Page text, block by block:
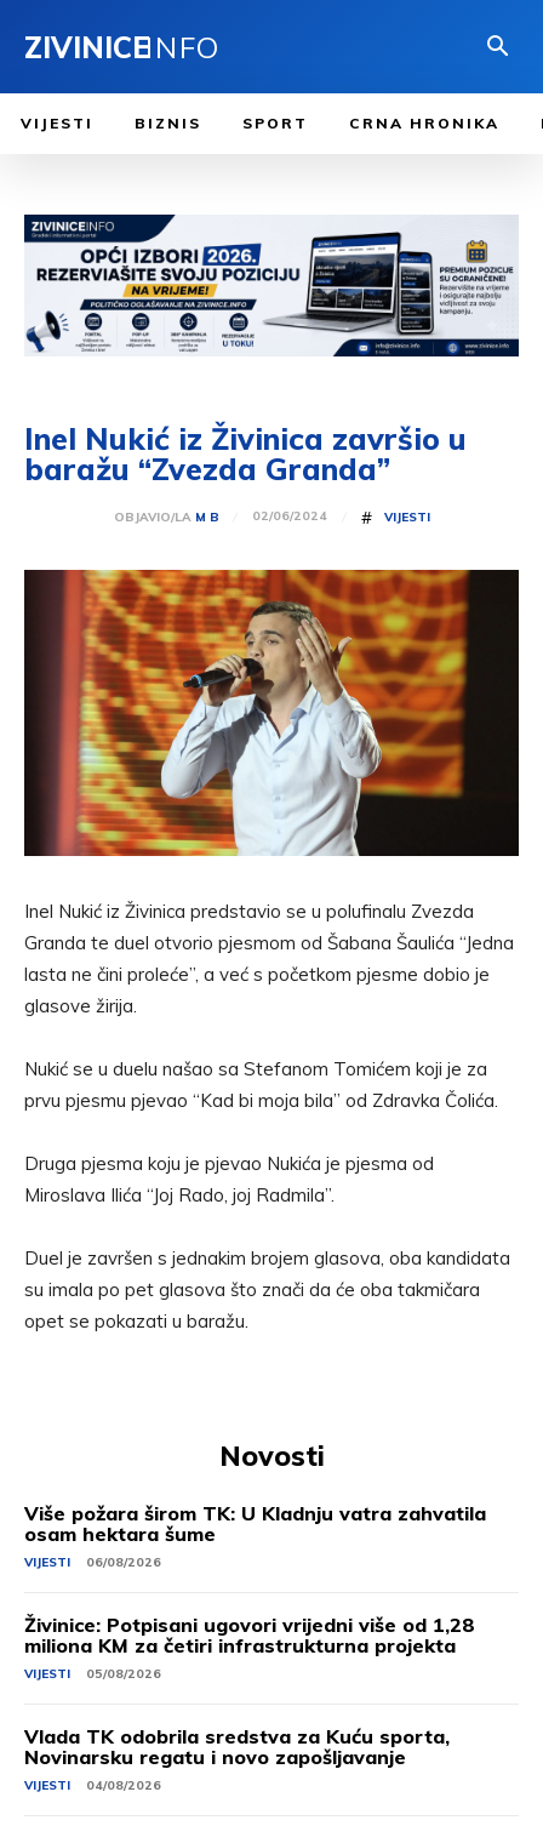
ZIVINICEINFO
VIJESTI BIZNIS SPORT CRNA HRONIKA
Inel Nukić iz Živinica završio u
baražu “Zvezda Granda”
OBJAVIO/LA M B 02/06/2024 # VIJESTI
Inel Nukić iz Živinica predstavio se u polufinalu Zvezda
Granda te duel otvorio pjesmom od Šabana Šaulića “Jedna
lasta ne čini proleće”, a već s početkom pjesme dobio je
glasove žirija.
Nukić se u duelu našao sa Stefanom Tomićem koji je za
prvu pjesmu pjevao “Kad bi moja bila” od Zdravka Čolića.
Druga pjesma koju je pjevao Nukića je pjesma od
Miroslava Ilića “Joj Rado, joj Radmila”.
Duel je završen s jednakim brojem glasova, oba kandidata
su imala po pet glasova što znači da će oba takmičara
opet se pokazati u baražu.
Novosti
Više požara širom TK: U Kladnju vatra zahvatila
osam hektara šume
VIJESTI 06/08/2026
Živinice: Potpisani ugovori vrijedni više od 1,28
miliona KM za četiri infrastrukturna projekta
VIJESTI 05/08/2026
Vlada TK odobrila sredstva za Kuću sporta,
Novinarsku regatu i novo zapošljavanje
VIJESTI 04/08/2026